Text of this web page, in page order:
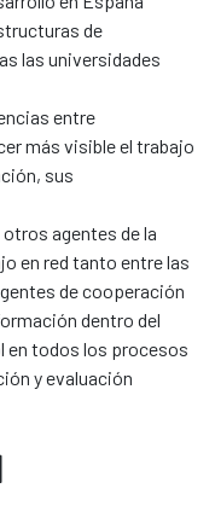
de
las universidades
entre
más visible el trabajo
sus
agentes de la
en red tanto entre las
de cooperación
dentro del
en todos los procesos
y evaluación